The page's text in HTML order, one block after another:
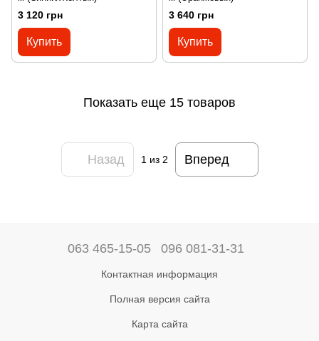
3 120 грн
Купить
3 640 грн
Купить
Показать еще 15 товаров
Назад 1из 2 Вперед
063 465-15-05 096 081-31-31
Контактная информация
Полная версия сайта
Карта сайта